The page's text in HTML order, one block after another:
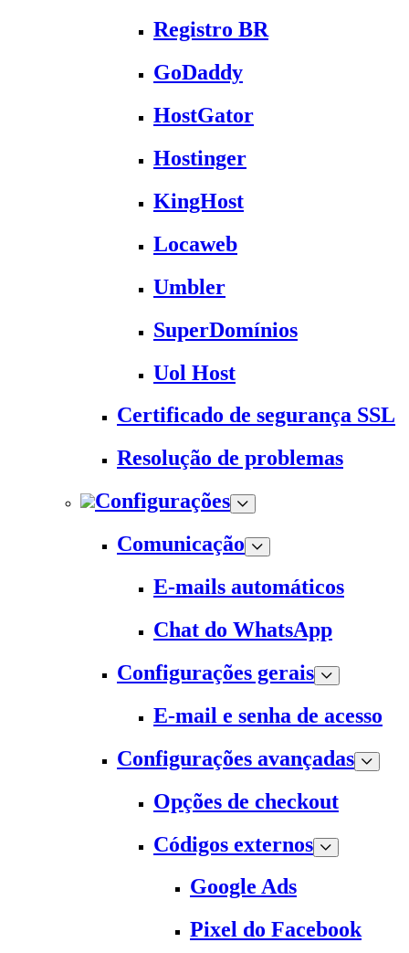
Registro BR
GoDaddy
HostGator
Hostinger
KingHost
Locaweb
Umbler
SuperDomínios
Uol Host
Certificado de segurança SSL
Resolução de problemas
Configurações
Comunicação
E-mails automáticos
Chat do WhatsApp
Configurações gerais
E-mail e senha de acesso
Configurações avançadas
Opções de checkout
Códigos externos
Google Ads
Pixel do Facebook